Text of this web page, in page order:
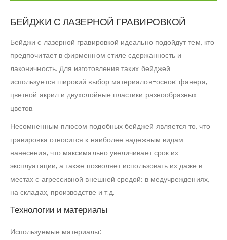
БЕЙДЖИ С ЛАЗЕРНОЙ ГРАВИРОВКОЙ
Бейджи с лазерной гравировкой идеально подойдут тем, кто
предпочитает в фирменном стиле сдержанность и
лаконичность. Для изготовления таких бейджей
используется широкий выбор материалов-основ: фанера,
цветной акрил и двухслойные пластики разнообразных
цветов.
Несомненным плюсом подобных бейджей является то, что
гравировка относится к наиболее надежным видам
нанесения, что максимально увеличивает срок их
эксплуатации, а также позволяет использовать их даже в
местах с агрессивной внешней средой: в медучреждениях,
на складах, производстве и т.д.
Технологии и материалы
Используемые материалы: